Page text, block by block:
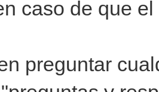
caso de que
preguntar